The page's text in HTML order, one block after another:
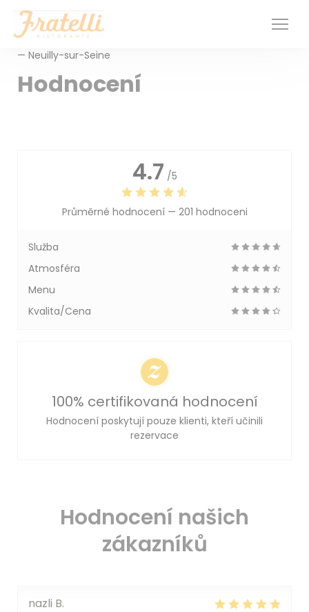
Panel pro správu cookies
— Neuilly-sur-Seine
Hodnocení
Hodnocení našich
zákazníků
nazli B
4.7 /5
Průměrné hodnocení — 201 hodnoceni
Služba
Atmosféra
Menu
Kvalita/Cena
100% certifikovaná hodnocení
Hodnocení poskytují pouze klienti, kteří učinili
rezervace